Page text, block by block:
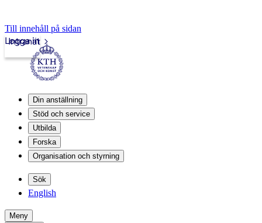
Till innehåll på sidan
Intranät
Logga in
Din anställning
Stöd och service
Utbilda
Forska
Organisation och styrning
Sök
English
Meny